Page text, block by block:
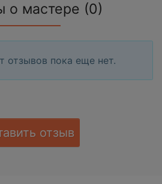
о мастере (0)
отзывов пока еще нет.
отзыв